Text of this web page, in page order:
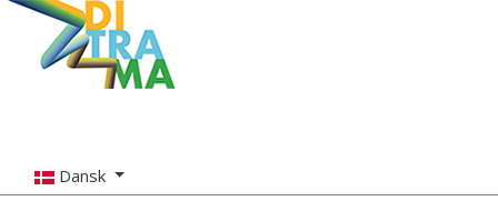
Dansk